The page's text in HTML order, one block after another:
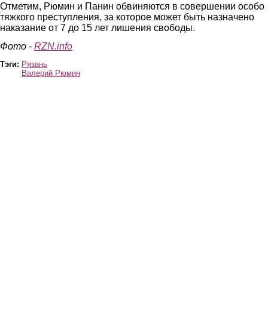
Отметим, Рюмин и Панин обвиняются в совершении особо
тяжкого преступления, за которое может быть назначено
наказание от 7 до 15 лет лишения свободы.
Фото - RZN.info
Тэги: Рязань
Валерий Рюмин